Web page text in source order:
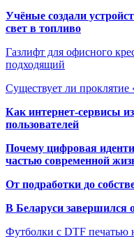
Учёные создали
свет в топливо
Газлифт для офисного
подходящий
Существует ли проклятие
Как интернет-сервисы
пользователей
Почему цифровая
частью современной
От подработки до
В Беларуси завершился
Футболки с DTF печатью